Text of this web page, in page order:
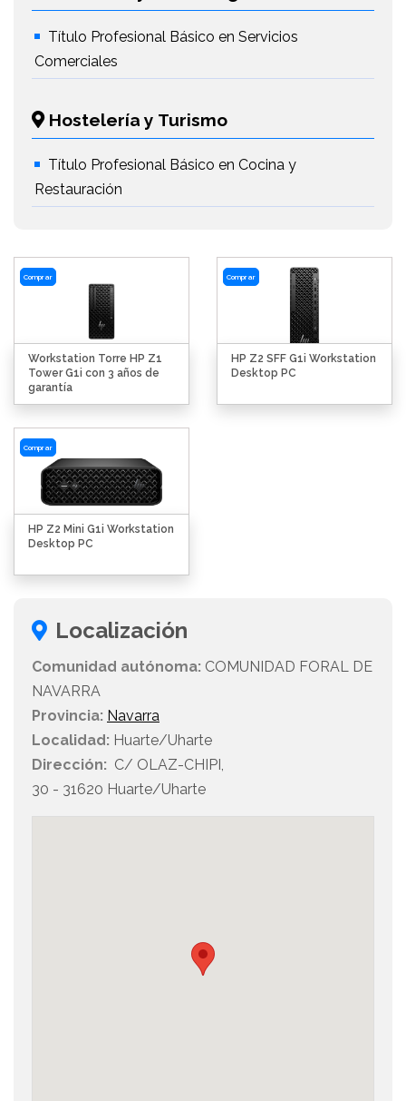
Título Profesional Básico en Servicios
Comerciales
Hostelería y Turismo
Título Profesional Básico en Cocina y
Restauración
Comprar
Workstation Torre HP Z1
Tower G1i con 3 años de
garantía
Comprar
HP Z2 SFF G1i Workstation
Desktop PC
Comprar
HP Z2 Mini G1i Workstation
Desktop PC
Localización
Comunidad autónoma: COMUNIDAD FORAL DE
NAVARRA
Provincia: Navarra
Localidad: Huarte/Uharte
Dirección: C/ OLAZ-CHIPI,
30 - 31620 Huarte/Uharte